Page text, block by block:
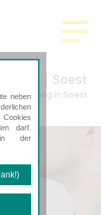
Soest
in Soest
neben
darf.
der